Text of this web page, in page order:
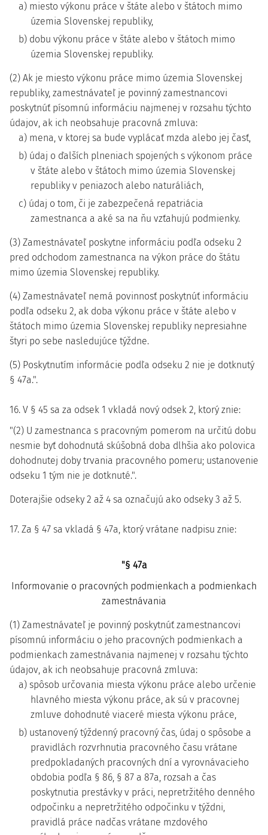
a) miesto výkonu práce v štáte alebo v štátoch mimo
územia Slovenskej republiky,
b) dobu výkonu práce v štáte alebo v štátoch mimo
územia Slovenskej republiky.
(2) Ak je miesto výkonu práce mimo územia Slovenskej
republiky, zamestnávateľ je povinný zamestnancovi
poskytnúť písomnú informáciu najmenej v rozsahu týchto
údajov, ak ich neobsahuje pracovná zmluva:
a) mena, v ktorej sa bude vyplácať mzda alebo jej časť,
b) údaj o ďalších plneniach spojených s výkonom práce
v štáte alebo v štátoch mimo územia Slovenskej
republiky v peniazoch alebo naturáliách,
c) údaj o tom, či je zabezpečená repatriácia
zamestnanca a aké sa na ňu vzťahujú podmienky.
(3) Zamestnávateľ poskytne informáciu podľa odseku 2
pred odchodom zamestnanca na výkon práce do štátu
mimo územia Slovenskej republiky.
(4) Zamestnávateľ nemá povinnosť poskytnúť informáciu
podľa odseku 2, ak doba výkonu práce v štáte alebo v
štátoch mimo územia Slovenskej republiky nepresiahne
štyri po sebe nasledujúce týždne.
(5) Poskytnutím informácie podľa odseku 2 nie je dotknutý
§ 47a.".
16. V § 45 sa za odsek 1 vkladá nový odsek 2, ktorý znie:
"(2) U zamestnanca s pracovným pomerom na určitú dobu
nesmie byť dohodnutá skúšobná doba dlhšia ako polovica
dohodnutej doby trvania pracovného pomeru; ustanovenie
odseku 1 tým nie je dotknuté.".
Doterajšie odseky 2 až 4 sa označujú ako odseky 3 až 5.
17. Za § 47 sa vkladá § 47a, ktorý vrátane nadpisu znie:
"§ 47a
Informovanie o pracovných podmienkach a podmienkach
zamestnávania
(1) Zamestnávateľ je povinný poskytnúť zamestnancovi
písomnú informáciu o jeho pracovných podmienkach a
podmienkach zamestnávania najmenej v rozsahu týchto
údajov, ak ich neobsahuje pracovná zmluva:
a) spôsob určovania miesta výkonu práce alebo určenie
hlavného miesta výkonu práce, ak sú v pracovnej
zmluve dohodnuté viaceré miesta výkonu práce,
b) ustanovený týždenný pracovný čas, údaj o spôsobe a
pravidlách rozvrhnutia pracovného času vrátane
predpokladaných pracovných dní a vyrovnávacieho
obdobia podľa § 86, § 87 a 87a, rozsah a čas
poskytnutia prestávky v práci, nepretržitého denného
odpočinku a nepretržitého odpočinku v týždni,
pravidlá práce nadčas vrátane mzdového